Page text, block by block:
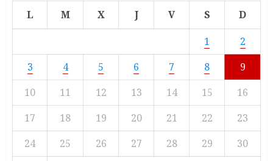
L M X J V S
D
1
2
3
4 5 6 7 8
9
10
11 12 13 14 15
16
17
18 19 20 21 22
23
24
25 26 27 28 29
30